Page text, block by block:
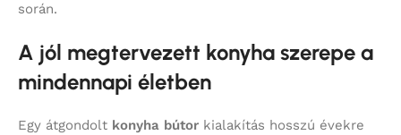
során.
A jól megtervezett konyha szerepe a
mindennapi életben
Egy átgondolt konyha bútor kialakítás hosszú évekre